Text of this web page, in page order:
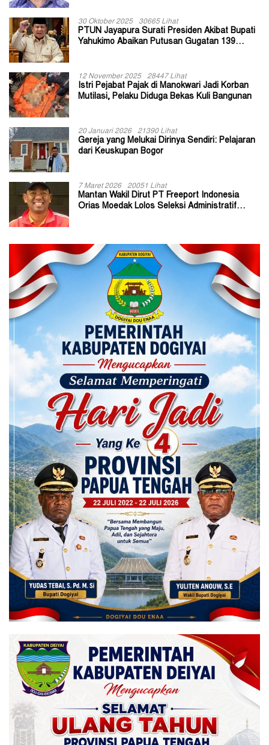
30 Oktober 2025 30665 Lihat
PTUN Jayapura Surati Presiden Akibat Bupati
Yahukimo Abaikan Putusan Gugatan 139
12 November 2025 28447 Lihat
Istri Pejabat Pajak di Manokwari Jadi Korban
Mutilasi, Pelaku Diduga Bekas Kuli Bangunan
20 Januari 2026 21390 Lihat
Gereja yang Melukai Dirinya Sendiri: Pelajaran
dari Keuskupan Bogor
7 Maret 2026 20051 Lihat
Mantan Wakil Dirut PT Freeport Indonesia
Orias Moedak Lolos Seleksi Administratif